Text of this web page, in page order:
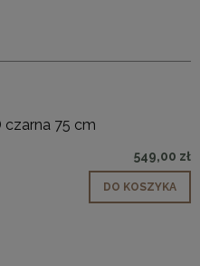
czarna 75 cm
549,00 zł
DO KOSZYKA